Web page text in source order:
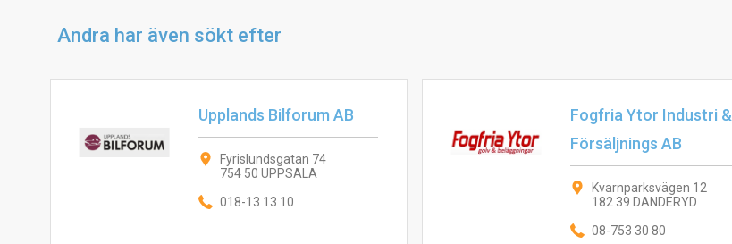
Andra har även sökt efter
Upplands Bilforum AB
Fyrislundsgatan 74
754 50 UPPSALA
018-13 13 10
Fogfria Ytor Industri &
Försäljnings AB
Kvarnparksvägen 12
182 39 DANDERYD
08-753 30 80